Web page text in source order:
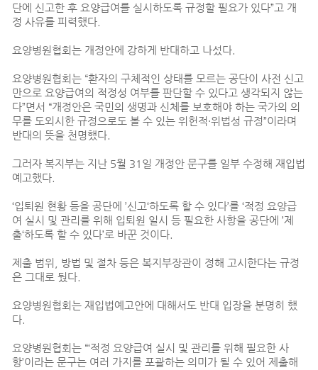
단에 신고한 후 요양급여를 실시하도록 규정할 필요가 있다”고 개
정 사유를 피력했다.
요양병원협회는 개정안에 강하게 반대하고 나섰다.
요양병원협회는 “환자의 구체적인 상태를 모르는 공단이 사전 신고
만으로 요양급여의 적정성 여부를 판단할 수 있다고 생각되지 않는
다”면서 “개정안은 국민의 생명과 신체를 보호해야 하는 국가의 의
무를 도외시한 규정으로도 볼 수 있는 위헌적·위법성 규정”이라며
반대의 뜻을 천명했다.
그러자 복지부는 지난 5월 31일 개정안 문구를 일부 수정해 재입법
예고했다.
‘입퇴원 현황 등을 공단에 ’신고‘하도록 할 수 있다’를 ‘적정 요양급
여 실시 및 관리를 위해 입퇴원 일시 등 필요한 사항을 공단에 ’제
출‘하도록 할 수 있다’로 바꾼 것이다.
제출 범위, 방법 및 절차 등은 복지부장관이 정해 고시한다는 규정
은 그대로 뒀다.
요양병원협회는 재입법예고안에 대해서도 반대 입장을 분명히 했
다.
요양병원협회는 “‘적정 요양급여 실시 및 관리를 위해 필요한 사
항’이라는 문구는 여러 가지를 포괄하는 의미가 될 수 있어 제출해